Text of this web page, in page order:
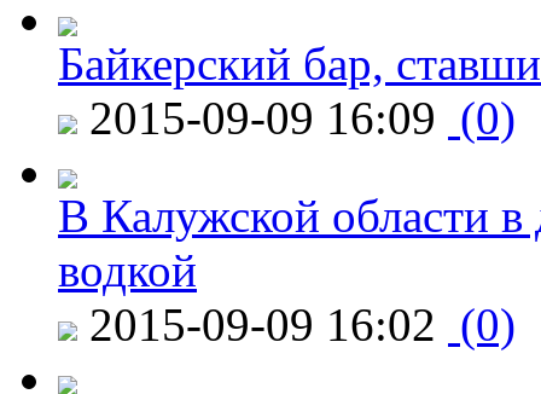
Байкерский бар,
2015-09-09 16:09 (0)
В Калужской области в
водкой
2015-09-09 16:02 (0)